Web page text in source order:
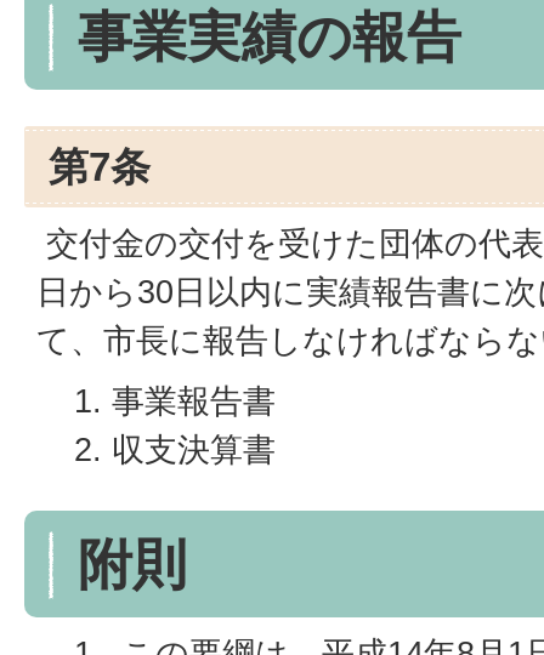
事業実績の報告
第7条
交付金の交付を受けた団体の代
日から30日以内に実績報告書に
て、市長に報告しなければなら
事業報告書
収支決算書
附則